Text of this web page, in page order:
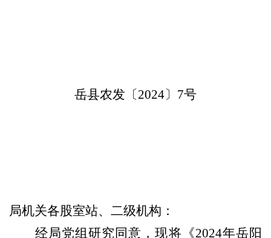
岳县农发〔2024〕7号
局机关各股室站、二级机构 ：
经局党组研究同意，现将《2024年岳阳